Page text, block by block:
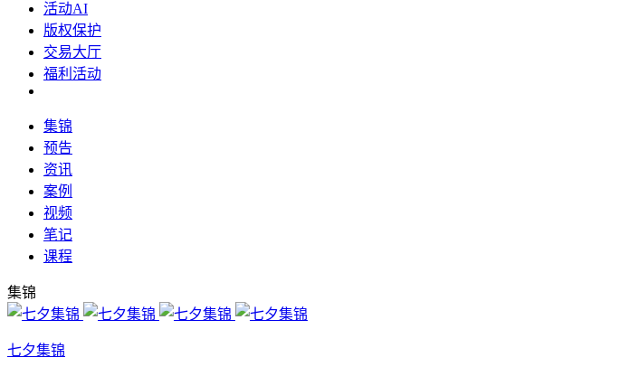
活动AI
版权保护
交易大厅
福利活动
集锦
预告
资讯
案例
视频
笔记
课程
集锦
七夕集锦